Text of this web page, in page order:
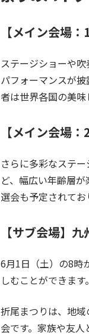
【メイン会場
ステージショーや
パフォーマンスが
者は世界各国の美味
【メイン会場
さらに多彩なステ
ど、幅広い年齢層
選会も予定されてお
【サブ会場】
6月1日（土）の8時
しむことができます。
折尾まつりは、地
会です。家族や友人